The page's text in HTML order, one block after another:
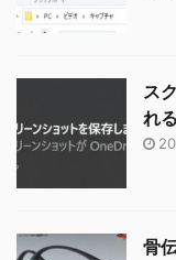
ス
れ
骨